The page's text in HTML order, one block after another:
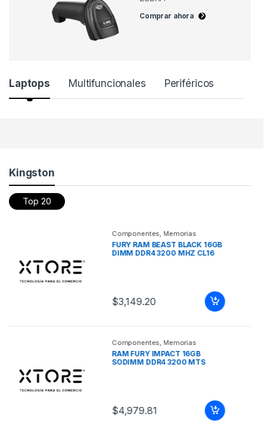
Comprar ahora
Laptops Multifuncionales Periféricos
Kingston
Top 20
Componentes,Memorias
KVR RAM KINGSTON 8GB
SODIMM DDR 4 3200 MHZ
$2,127.50
Componentes,Memorias
FURY RAM BEAST BLACK 32GB
DIMM DDR5 5200MHZ (KIT DE
$11,187.21